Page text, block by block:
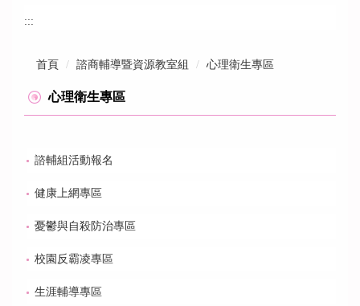
:::
首頁 諮商輔導暨資源教室組 心理衛生專區
心理衛生專區
諮輔組活動報名
健康上網專區
憂鬱與自殺防治專區
校園反霸凌專區
生涯輔導專區